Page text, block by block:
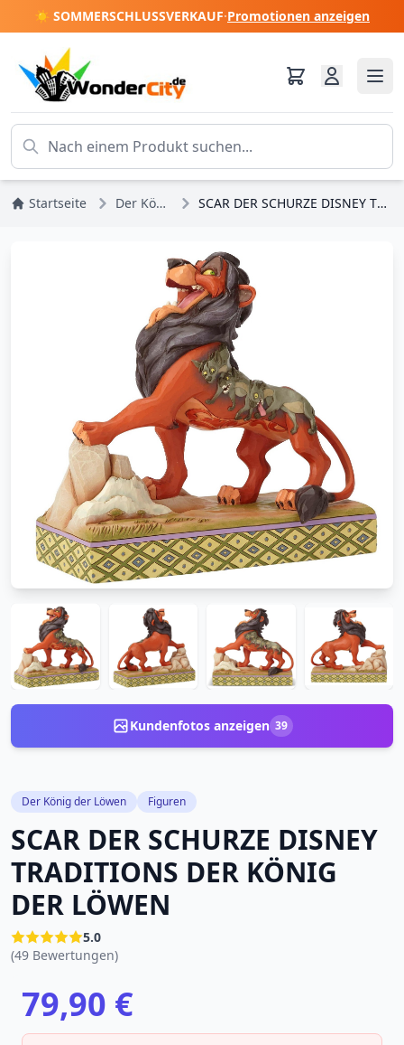
☀️ SOMMERSCHLUSSVERKAUF·Promotionen anzeigen
Startseite Der König der Löwen SCAR DER SCHURZE DISNEY TRADITIONS DER KÖNIG DER LÖWEN
Kundenfotos anzeigen 39
Der König der Löwen Figuren
SCAR DER SCHURZE DISNEY
TRADITIONS DER KÖNIG
DER LÖWEN
5.0
(49 Bewertungen)
79,90 €